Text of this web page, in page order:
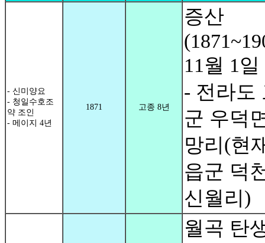
- 신미양요
- 청일수호조
약 조인
- 메이지 4년
1871 고종 8년
증산
11월 1
- 전라도
군 우덕
망리(현
읍군 덕
신월리)
월곡 탄